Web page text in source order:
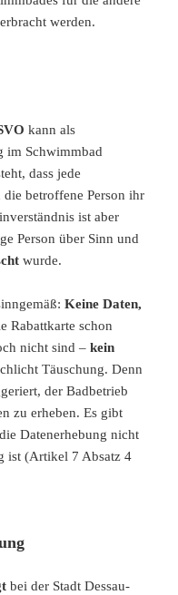
erbracht werden.
kann als
im Schwimmbad
dass jede
die betroffene Person ihr
ist aber
Person über Sinn und
wurde.
Keine Daten,
Rabattkarte schon
nicht sind –kein
Täuschung. Denn
der Badbetrieb
zu erheben. Es gibt
Datenerhebung nicht
ist (Artikel 7 Absatz 4
bei der Stadt Dessau-